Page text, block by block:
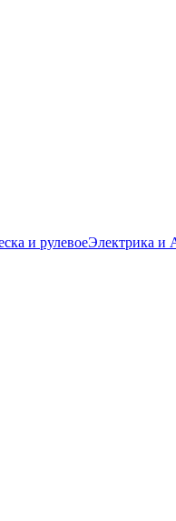
и рулевоеЭлектрика и